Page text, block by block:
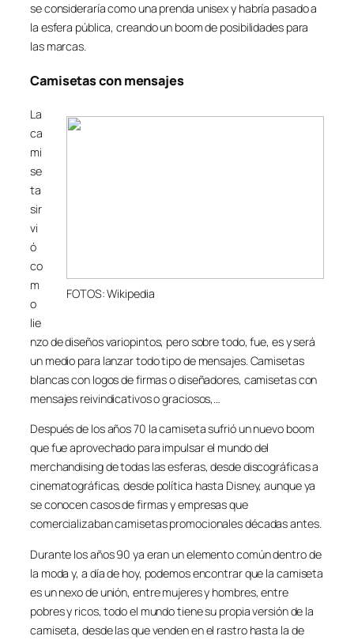
se consideraría como una prenda unisex y habría pasado a
la esfera pública, creando un boom de posibilidades para
las marcas.
Camisetas con mensajes
FOTOS: Wikipedia
La
ca
mi
se
ta
sir
vi
ó
co
m
o
lie
nzo de diseños variopintos, pero sobre todo, fue, es y será
un medio para lanzar todo tipo de mensajes. Camisetas
blancas con logos de firmas o diseñadores, camisetas con
mensajes reivindicativos o graciosos,…
Después de los años 70 la camiseta sufrió un nuevo boom
que fue aprovechado para impulsar el mundo del
merchandising de todas las esferas, desde discográficas a
cinematográficas, desde política hasta Disney, aunque ya
se conocen casos de firmas y empresas que
comercializaban camisetas promocionales décadas antes.
Durante los años 90 ya eran un elemento común dentro de
la moda y, a día de hoy, podemos encontrar que la camiseta
es un nexo de unión, entre mujeres y hombres, entre
pobres y ricos, todo el mundo tiene su propia versión de la
camiseta, desde las que venden en el rastro hasta la de